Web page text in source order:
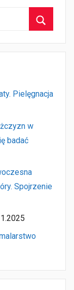
Pielęgnacja
w
badać
Spojrzenie